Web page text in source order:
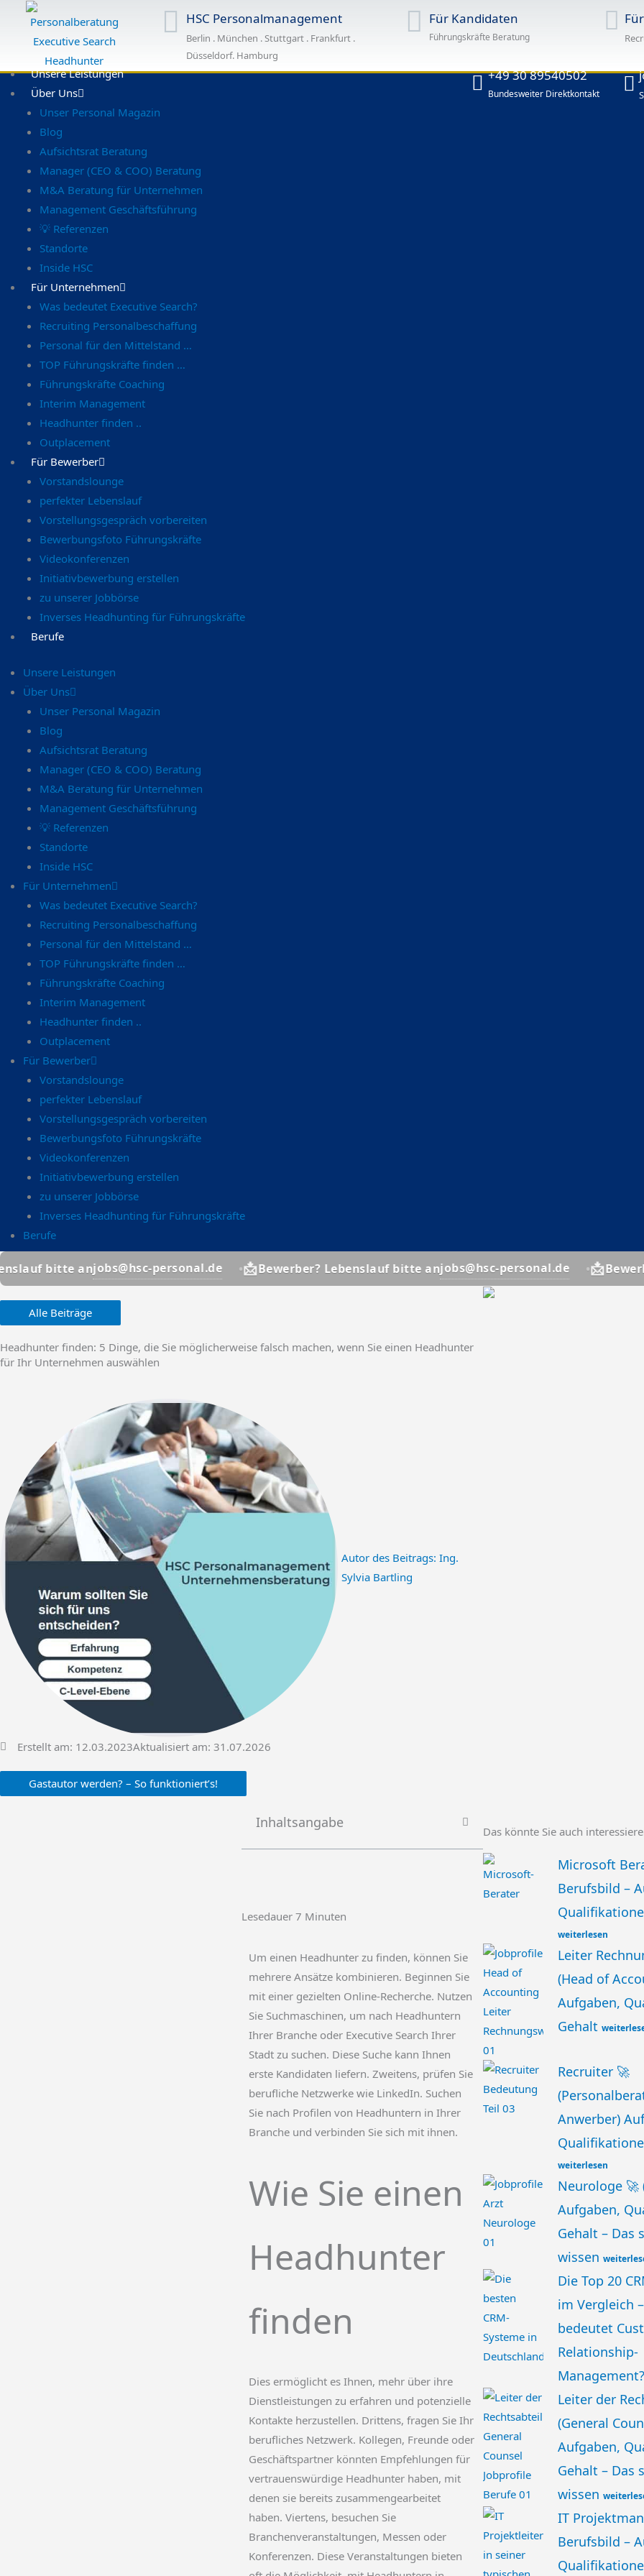
springen
HSC Personalmanagement
Berlin . München . Stuttgart . Frankfurt .
Düsseldorf. Hamburg
Für Kandidaten
Führungskräfte Beratung
Unsere Leistungen
Über Uns
Unser Personal Magazin
Blog
Aufsichtsrat Beratung
Manager (CEO & COO) Beratung
M&A Beratung für Unternehmen
Management Geschäftsführung
💡 Referenzen
Standorte
Inside HSC
Für Unternehmen
Was bedeutet Executive Search?
Recruiting Personalbeschaffung
Personal für den Mittelstand …
TOP Führungskräfte finden …
Führungskräfte Coaching
Interim Management
Headhunter finden ..
Outplacement
Für Bewerber
Vorstandslounge
perfekter Lebenslauf
Vorstellungsgespräch vorbereiten
Bewerbungsfoto Führungskräfte
Videokonferenzen
Initiativbewerbung erstellen
zu unserer Jobbörse
Inverses Headhunting für Führungskräfte
Berufe
Unsere Leistungen
Über Uns
Unser Personal Magazin
Blog
Aufsichtsrat Beratung
Manager (CEO & COO) Beratung
M&A Beratung für Unternehmen
Management Geschäftsführung
💡 Referenzen
Standorte
Inside HSC
Für Unternehmen
Was bedeutet Executive Search?
Recruiting Personalbeschaffung
Personal für den Mittelstand …
TOP Führungskräfte finden …
Führungskräfte Coaching
Interim Management
Headhunter finden ..
Outplacement
Für Bewerber
Vorstandslounge
perfekter Lebenslauf
Vorstellungsgespräch vorbereiten
Bewerbungsfoto Führungskräfte
Videokonferenzen
Initiativbewerbung erstellen
zu unserer Jobbörse
Inverses Headhunting für Führungskräfte
Berufe
+49 30 89540502
Bundesweiter Direktkontakt
anjobs@hsc-personal.de 📩Bewerber? Lebenslauf bitte anjobs@hsc-personal.de 📩Bewerber?
Alle Beiträge
Headhunter finden: 5 Dinge, die Sie möglicherweise falsch machen, wenn Sie einen Headhunter
für Ihr Unternehmen auswählen
Autor des Beitrags: Ing.
Sylvia Bartling
Erstellt am: 12.03.2023Aktualisiert am: 31.07.2026
Gastautor werden? – So funktioniert’s!
Inhaltsangabe
Lesedauer 7 Minuten
Um einen Headhunter zu finden, können Sie
mehrere Ansätze kombinieren. Beginnen Sie
mit einer gezielten Online-Recherche. Nutzen
Sie Suchmaschinen, um nach Headhuntern
Ihrer Branche oder Executive Search Ihrer
Stadt zu suchen. Diese Suche kann Ihnen
erste Kandidaten liefern. Zweitens, prüfen Sie
berufliche Netzwerke wie LinkedIn. Suchen
Sie nach Profilen von Headhuntern in Ihrer
Branche und verbinden Sie sich mit ihnen.
Wie Sie einen
Headhunter
finden
Dies ermöglicht es Ihnen, mehr über ihre
Dienstleistungen zu erfahren und potenzielle
Kontakte herzustellen. Drittens, fragen Sie Ihr
berufliches Netzwerk. Kollegen, Freunde oder
Geschäftspartner könnten Empfehlungen für
vertrauenswürdige Headhunter haben, mit
denen sie bereits zusammengearbeitet
haben. Viertens, besuchen Sie
Branchenveranstaltungen, Messen oder
Konferenzen. Diese Veranstaltungen bieten
Das könnte Sie auch
Microsoft
Berufsbild –
weiterlesen
Leiter
(Head of
Aufgaben,
Gehalt
Recruiter 🚀
Anwerber)
weiterlesen
Neurologe 🚀
Aufgaben,
Gehalt – Das
wissen
Die Top 20
im Vergleich
bedeutet
Relationship-
Management?
Leiter der
(General
Aufgaben,
Gehalt – Das
wissen
IT
Berufsbild –